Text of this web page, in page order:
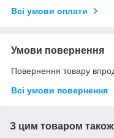
Всі умови оплати
Умови повернення
Повернення товару
Всі умови повернення
З цим товаром